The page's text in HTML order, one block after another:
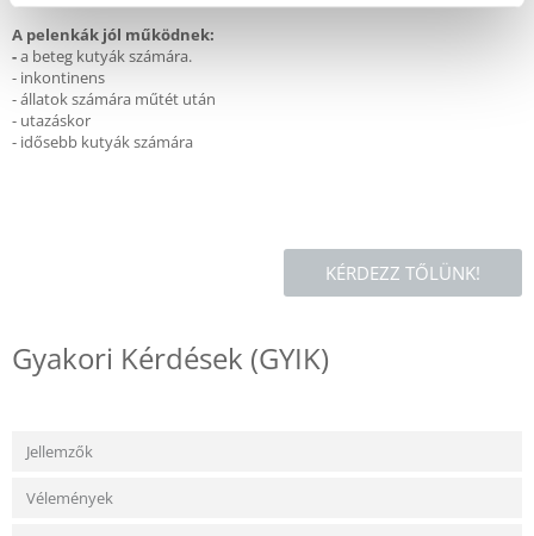
A pelenkák jól működnek:
-a beteg kutyák számára.
- inkontinens
- állatok számára műtét után
- utazáskor
- idősebb kutyák számára
KÉRDEZZ TŐLÜNK!
Gyakori Kérdések (GYIK)
Jellemzők
Vélemények